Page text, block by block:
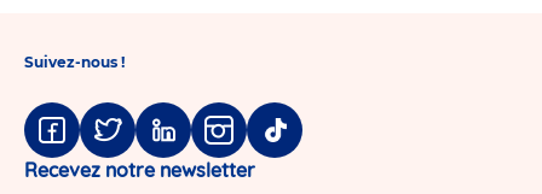
Suivez-nous !
Facebook
TwitterLinkedinInstagram
Tiktok
Recevez notre newsletter